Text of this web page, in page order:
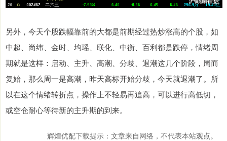
另外，今天个股跌幅靠前的大都是前期经过热炒涨高的个股，如
中超、尚纬、金时、均瑶、联化、中衡、百利都是跌停，情绪周
期就是这样：启动、主升、高潮、分歧、退潮这几个阶段，周而
复始，那么周一是高潮，昨天高标开始分歧，今天就退潮了。所
以在这个情绪转折点，操作上不轻易再追高，可以进行高低切，
或空仓耐心等待新的主升期的到来。
辉煌优配下载提示：文章来自网络，不代表本站观点。